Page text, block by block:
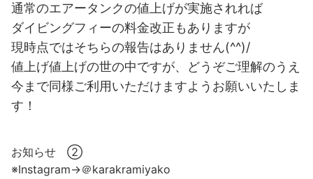
通常のエアータンクの値上げが実施されれば
ダイビングフィーの料金改正もありますが
現時点ではそちらの報告はありません(^^)/
値上げ値上げの世の中ですが、どうぞご理解のうえ
今まで同様ご利用いただけますようお願いいたしま
す！
お知らせ ②
※Instagram→＠karakramiyako